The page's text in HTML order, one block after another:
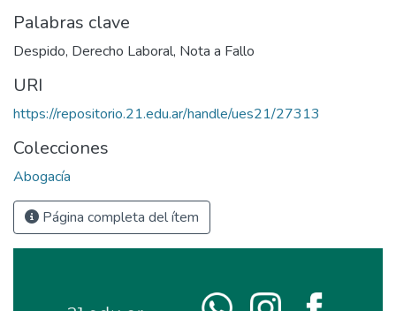
Palabras clave
Despido, Derecho Laboral, Nota a Fallo
URI
https://repositorio.21.edu.ar/handle/ues21/27313
Colecciones
Abogacía
Página completa del ítem